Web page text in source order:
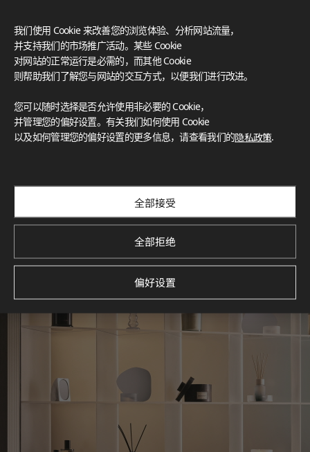
灵感画廊
探索空间灵感‌ LX Hausys BENIF通过多功能应用方案，为您呈
查看更多
我们使用 Cookie 来改善您的浏览体验、分析网站流量，
并支持我们的市场推广活动。某些 Cookie
对网站的正常运行是必需的，而其他 Cookie
则帮助我们了解您与网站的交互方式，以便我们进行改进。
您可以随时选择是否允许使用非必要的 Cookie，
并管理您的偏好设置。有关我们如何使用 Cookie
以及如何管理您的偏好设置的更多信息，请查看我们的隐私政策.
全部接受
全部拒绝
偏好设置